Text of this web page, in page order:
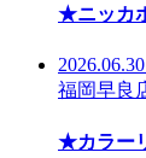
★ニッカ
2026.06.30
福岡早良
★カラー